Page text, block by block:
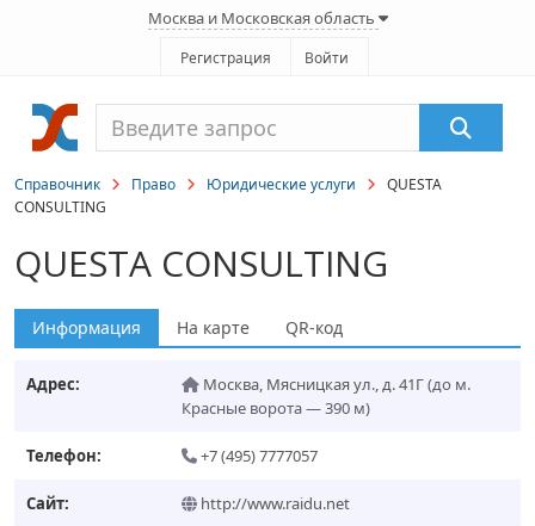
Москва и Московская область
Регистрация Войти
Справочник Право Юридические услуги
QUESTA
CONSULTING
QUESTA CONSULTING
Информация На карте QR-код
Адрес: Москва, Мясницкая ул., д. 41Г(до м.
Красные ворота — 390 м)
Телефон: +7 (495) 7777057
Сайт: http://www.raidu.net